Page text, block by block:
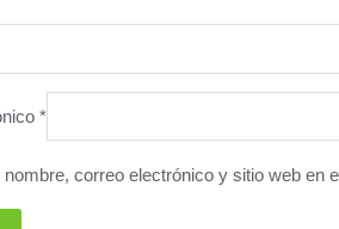
*
correo electrónico y sitio web en